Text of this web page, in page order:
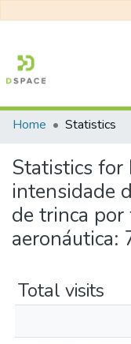
All of DSpace
Home Statistics
Statistics for
intensidade
de trinca
aeronáutica:
Total visits